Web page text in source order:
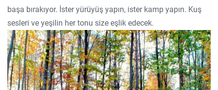
başa bırakıyor. İster yürüyüş yapın, ister kamp yapın. Kuş
sesleri ve yeşilin her tonu size eşlik edecek.